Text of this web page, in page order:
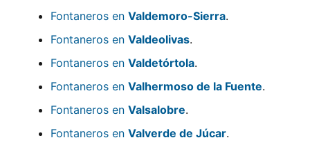
Fontaneros en Valdemoro-Sierra.
Fontaneros en Valdeolivas.
Fontaneros en Valdetórtola.
Fontaneros en Valhermoso de la Fuente.
Fontaneros en Valsalobre.
Fontaneros en Valverde de Júcar.